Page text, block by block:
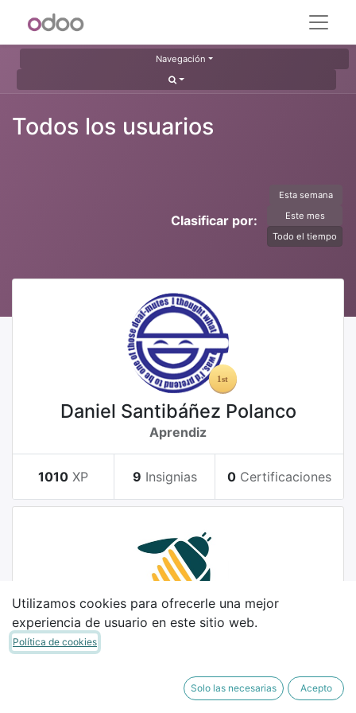
Navegación
Todos los usuarios
Clasificar por:
Esta semana
Este mes
Todo el tiempo
Daniel Santibáñez Polanco
Aprendiz
1010 XP 9 Insignias 0 Certificaciones
german montferrer
Insignias 0 Certificaciones
Utilizamos cookies para ofrecerle una mejor
experiencia de usuario en este sitio web.
Política de cookies
Solo las necesarias Acepto